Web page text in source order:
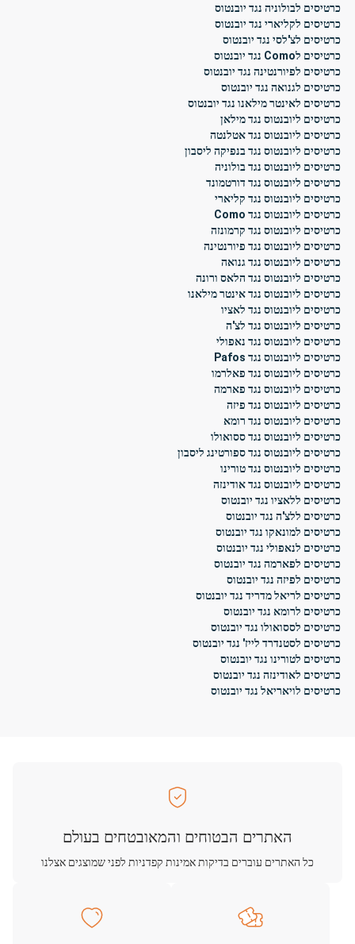
כרטיסים לבולוניה נגד יובנטוס
כרטיסים לקליארי נגד יובנטוס
כרטיסים לצ'לסי נגד יובנטוס
כרטיסים לComo נגד יובנטוס
כרטיסים לפיורנטינה נגד יובנטוס
כרטיסים לגנואה נגד יובנטוס
כרטיסים לאינטר מילאנו נגד יובנטוס
כרטיסים ליובנטוס נגד מילאן
כרטיסים ליובנטוס נגד אטלנטה
כרטיסים ליובנטוס נגד בנפיקה ליסבון
כרטיסים ליובנטוס נגד בולוניה
כרטיסים ליובנטוס נגד דורטמונד
כרטיסים ליובנטוס נגד קליארי
כרטיסים ליובנטוס נגד Como
כרטיסים ליובנטוס נגד קרמונזה
כרטיסים ליובנטוס נגד פיורנטינה
כרטיסים ליובנטוס נגד גנואה
כרטיסים ליובנטוס נגד הלאס ורונה
כרטיסים ליובנטוס נגד אינטר מילאנו
כרטיסים ליובנטוס נגד לאציו
כרטיסים ליובנטוס נגד לצ'ה
כרטיסים ליובנטוס נגד נאפולי
כרטיסים ליובנטוס נגד Pafos
כרטיסים ליובנטוס נגד פאלרמו
כרטיסים ליובנטוס נגד פארמה
כרטיסים ליובנטוס נגד פיזה
כרטיסים ליובנטוס נגד רומא
כרטיסים ליובנטוס נגד ססואולו
כרטיסים ליובנטוס נגד ספורטינג ליסבון
כרטיסים ליובנטוס נגד טורינו
כרטיסים ליובנטוס נגד אודינזה
כרטיסים ללאציו נגד יובנטוס
כרטיסים ללצ'ה נגד יובנטוס
כרטיסים למונאקו נגד יובנטוס
כרטיסים לנאפולי נגד יובנטוס
כרטיסים לפארמה נגד יובנטוס
כרטיסים לפיזה נגד יובנטוס
כרטיסים לריאל מדריד נגד יובנטוס
כרטיסים לרומא נגד יובנטוס
כרטיסים לססואולו נגד יובנטוס
כרטיסים לסטנדרד לייז' נגד יובנטוס
כרטיסים לטורינו נגד יובנטוס
כרטיסים לאודינזה נגד יובנטוס
כרטיסים לויאריאל נגד יובנטוס
האתרים הבטוחים והמאובטחים בעולם
כל האתרים עוברים בדיקות אמינות קפדניות לפני שמוצגים אצלנו